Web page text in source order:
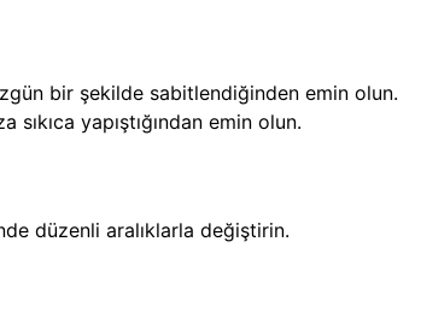
bir şekilde sabitlendiğinden emin olun.
sıkıca yapıştığından emin olun.
düzenli aralıklarla değiştirin.